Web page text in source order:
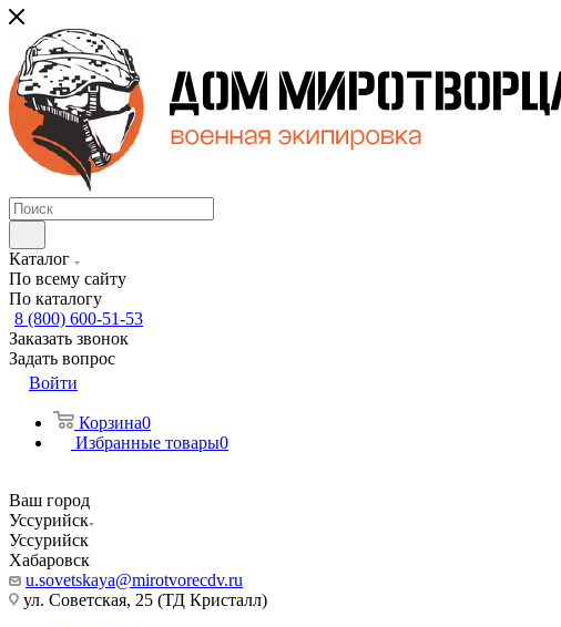
Каталог
По всему сайту
По каталогу
8 (800) 600-51-53
Заказать звонок
Задать вопрос
Войти
Корзина0
Избранные товары0
Ваш город
Уссурийск
Уссурийск
Хабаровск
u.sovetskaya@mirotvorecdv.ru
ул. Советская, 25 (ТД Кристалл)